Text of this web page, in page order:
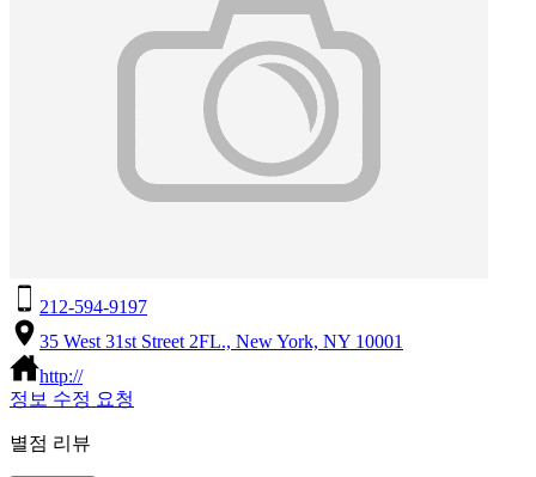
212-594-9197
35 West 31st Street 2FL., New York, NY 10001
http://
정보 수정 요청
별점 리뷰